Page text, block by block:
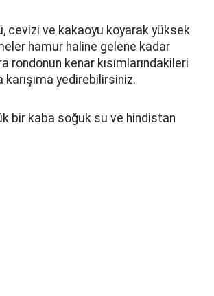
cevizi ve kakaoyu koyarak yüksek
hamur haline gelene kadar
rondonun kenar kısımlarındakileri
karışıma yedirebilirsiniz.
bir kaba soğuk su ve hindistan